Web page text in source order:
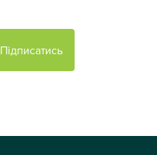
Підписатись